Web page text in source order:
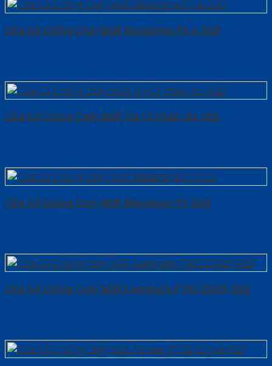
Cửa Gỗ Chống Cháy MDF Melamine P1-a-SGD
Cửa Gỗ Chống Cháy MDF O4-C1 Phào chi-SGD
Cửa Gỗ Chống Cháy MDF Melamine P1-SGD
Cửa Gỗ Chống Cháy MDF Laminate P1R2 23029-SGD